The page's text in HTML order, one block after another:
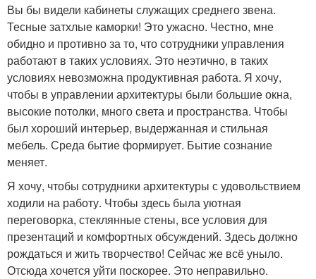
Вы бы видели кабинеты служащих среднего звена.
Тесные затхлые каморки! Это ужасно. Честно, мне
обидно и противно за то, что сотрудники управления
работают в таких условиях. Это неэтично, в таких
условиях невозможна продуктивная работа. Я хочу,
чтобы в управлении архитектуры были большие окна,
высокие потолки, много света и пространства. Чтобы
был хороший интерьер, выдержанная и стильная
мебель. Среда бытие формирует. Бытие сознание
меняет.
Я хочу, чтобы сотрудники архитектуры с удовольствием
ходили на работу. Чтобы здесь была уютная
переговорка, стеклянные стены, все условия для
презентаций и комфортных обсуждений. Здесь должно
рождаться и жить творчество! Сейчас же всё уныло.
Отсюда хочется уйти поскорее. Это неправильно.